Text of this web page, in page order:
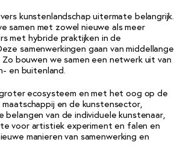
kunstenlandschap uitermate belangrijk.
samen met zowel nieuwe als meer
met hybride praktijken in de
samenwerkingen gaan van middellange
bouwen we samen een netwerk uit van
en buitenland.
ecosysteem en met het oog op de
maatschappij en de kunstensector,
belangen van de individuele kunstenaar,
voor artistiek experiment en falen en
manieren van samenwerking en